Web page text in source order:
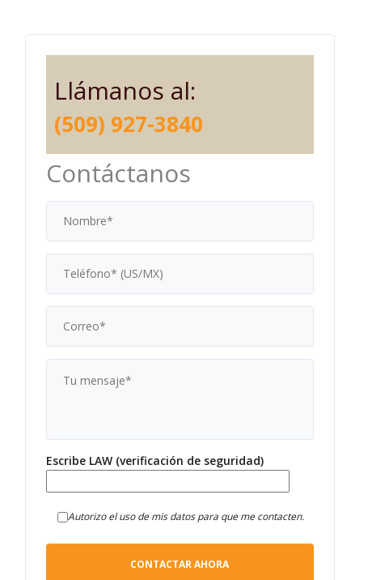
Llámanos al:
(509) 927-3840
Contáctanos
Escribe LAW (verificación de seguridad)
Autorizo el uso de mis datos para que me contacten.